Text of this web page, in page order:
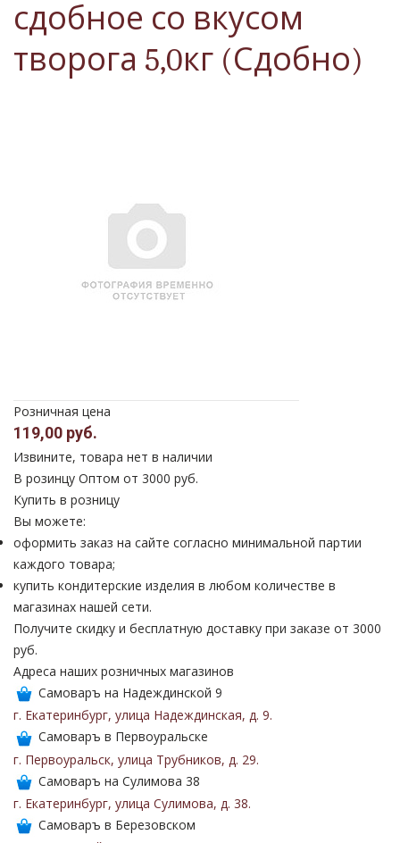
сдобное со вкусом
творога 5,0кг (Сдобно)
Розничная цена
119,00 руб.
Извините, товара нет в наличии
В розинцу Оптом от 3000 руб.
Купить в розницу
Вы можете:
оформить заказ на сайте согласно минимальной партии
каждого товара;
купить кондитерские изделия в любом количестве в
магазинах нашей сети.
Получите скидку и бесплатную доставку при заказе от 3000
руб.
Адреса наших розничных магазинов
Самоваръ на Надеждинской 9
г. Екатеринбург, улица Надеждинская, д. 9.
Самоваръ в Первоуральске
г. Первоуральск, улица Трубников, д. 29.
Самоваръ на Сулимова 38
г. Екатеринбург, улица Сулимова, д. 38.
Самоваръ в Березовском